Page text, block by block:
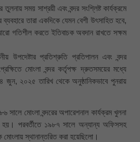
সময় সাশ্রয়ী এবং বন্দর সংশ্লিষ্ট কার্যক্রমে
তারা একদিকে যেমন বেশী উৎসাহিত হবে,
গতিশীল করতে ইতিবাচক অবদান রাখতে সক্ষম
উপদেষ্টার প্রতিশ্রুতি প্রতিপালন এবং বন্দর
মোংলা বন্দর কর্তৃপক্ষ দ্রুতসময়ের মধ্যে
জুন, ২০২৫ তারিখ থেকে অনুষ্ঠানিকভাবে পুনরায়
সালে মোংলা বন্দরের অপারেশনাল কার্যক্রম খুলনা
হয়। পরবর্তীতে ১৯৮৭ সালে অন্যান্য অফিসসহ
মোংলায় স্থানান্তরিত করা হয়েছিলো।